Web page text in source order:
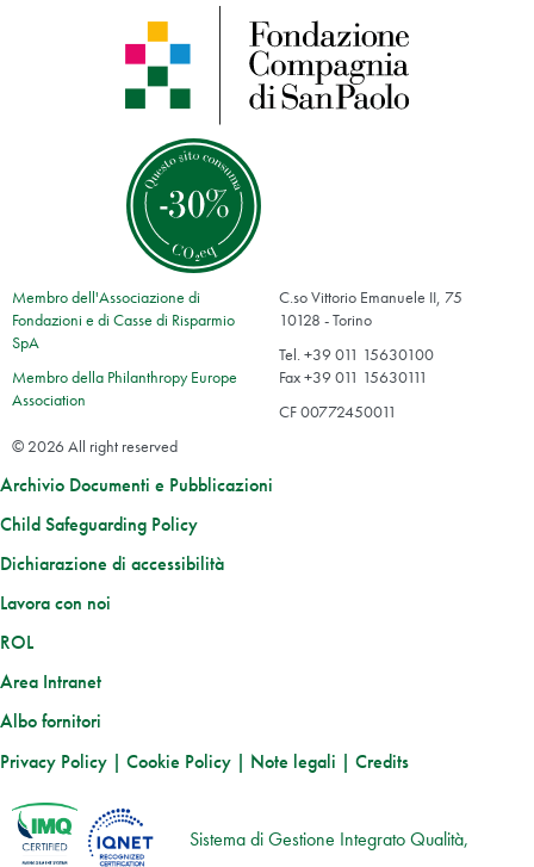
Membro dell'Associazione di
Fondazioni e di Casse di Risparmio
SpA
Membro della Philanthropy Europe
Association
C.so Vittorio Emanuele II, 75
10128 - Torino
Tel. +39 011 15630100
Fax +39 011 15630111
CF 00772450011
© 2026 All right reserved
Archivio Documenti e Pubblicazioni
Child Safeguarding Policy
Dichiarazione di accessibilità
Lavora con noi
ROL
Area Intranet
Albo fornitori
Privacy Policy | Cookie Policy | Note legali | Credits
Sistema di Gestione Integrato Qualità,